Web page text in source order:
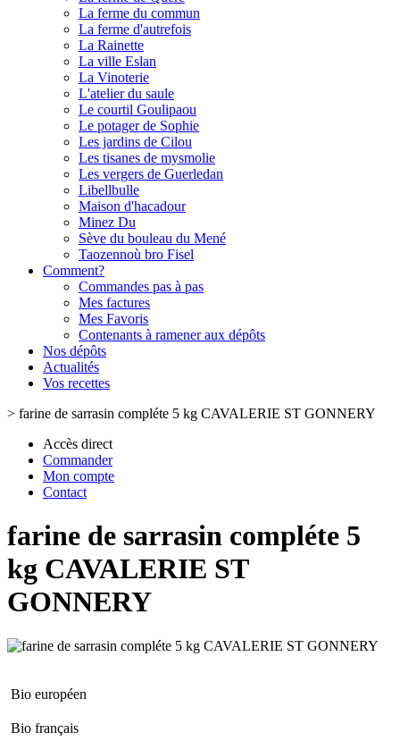
La ferme du commun
La ferme d'autrefois
La Rainette
La ville Eslan
La Vinoterie
L'atelier du saule
Le courtil Goulipaou
Le potager de Sophie
Les jardins de Cilou
Les tisanes de mysmolie
Les vergers de Guerledan
Libellbulle
Maison d'hacadour
Minez Du
Sève du bouleau du Mené
Taozennoù bro Fisel
Comment?
Commandes pas à pas
Mes factures
Mes Favoris
Contenants à ramener aux dépôts
Nos dépôts
Actualités
Vos recettes
> farine de sarrasin compléte 5 kg CAVALERIE ST GONNERY
Accès direct
Commander
Mon compte
Contact
farine de sarrasin compléte 5
kg CAVALERIE ST
GONNERY
Bio européen
Bio français